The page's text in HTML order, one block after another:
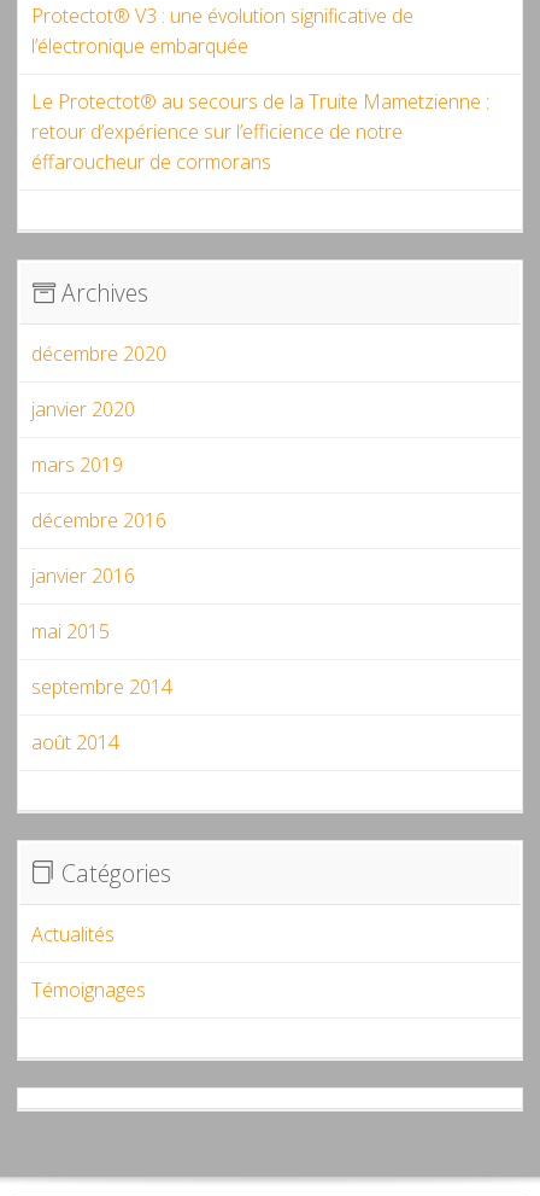
Protectot® V3 : une évolution significative de
l’électronique embarquée
Le Protectot® au secours de la Truite Mametzienne :
retour d’expérience sur l’efficience de notre
éffaroucheur de cormorans
Archives
décembre 2020
janvier 2020
mars 2019
décembre 2016
janvier 2016
mai 2015
septembre 2014
août 2014
Catégories
Actualités
Témoignages